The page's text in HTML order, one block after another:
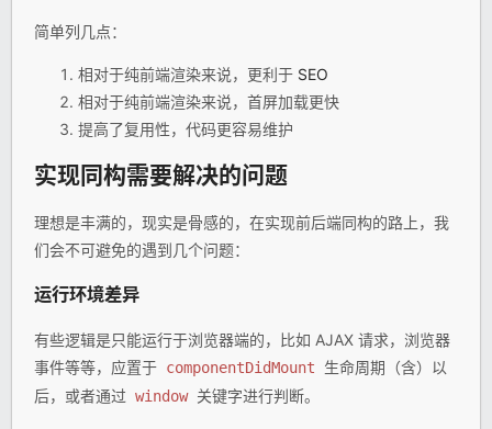
简单列几点：
相对于纯前端渲染来说，更利于 SEO
相对于纯前端渲染来说，首屏加载更快
提高了复用性，代码更容易维护
实现同构需要解决的问题
理想是丰满的，现实是骨感的，在实现前后端同构的路上，我
们会不可避免的遇到几个问题：
运行环境差异
有些逻辑是只能运行于浏览器端的，比如 AJAX 请求，浏览器
事件等等，应置于 componentDidMount
生命周期（含）以
后，或者通过 window 关键字进行判断。